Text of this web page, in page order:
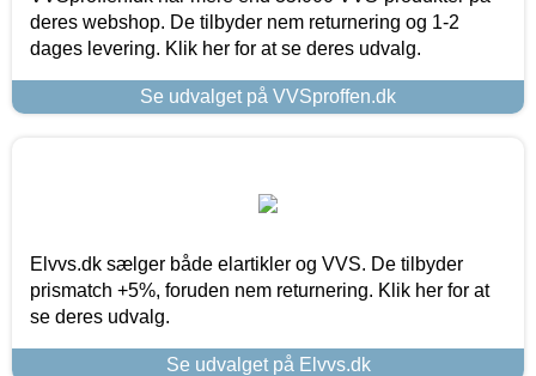
deres webshop. De tilbyder nem returnering og 1-2
dages levering. Klik her for at se deres udvalg.
Se udvalget på VVSproffen.dk
Elvvs.dk sælger både elartikler og VVS. De tilbyder
prismatch +5%, foruden nem returnering. Klik her for at
se deres udvalg.
Se udvalget på Elvvs.dk